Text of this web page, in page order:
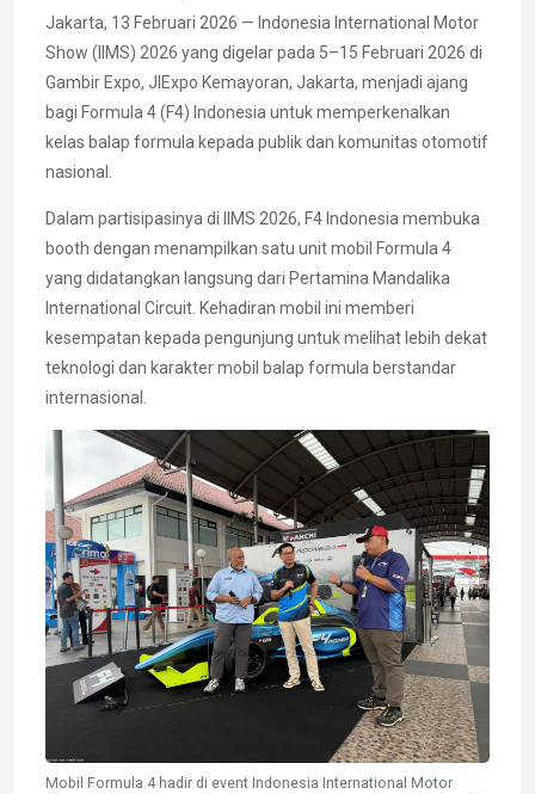
Jakarta, 13 Februari 2026 — Indonesia International Motor
Show (IIMS) 2026 yang digelar pada 5–15 Februari 2026 di
Gambir Expo, JIExpo Kemayoran, Jakarta, menjadi ajang
bagi Formula 4 (F4) Indonesia untuk memperkenalkan
kelas balap formula kepada publik dan komunitas otomotif
nasional.
Dalam partisipasinya di IIMS 2026, F4 Indonesia membuka
booth dengan menampilkan satu unit mobil Formula 4
yang didatangkan langsung dari Pertamina Mandalika
International Circuit. Kehadiran mobil ini memberi
kesempatan kepada pengunjung untuk melihat lebih dekat
teknologi dan karakter mobil balap formula berstandar
internasional.
Mobil Formula 4 hadir di event Indonesia International Motor